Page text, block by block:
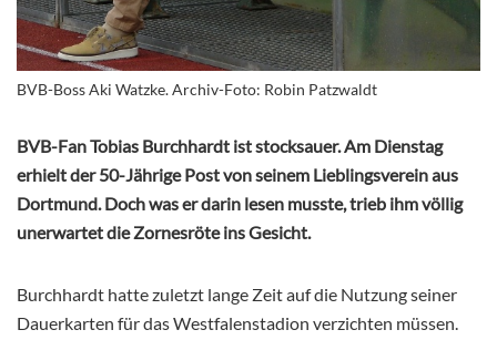
BVB-Boss Aki Watzke. Archiv-Foto: Robin Patzwaldt
BVB-Fan Tobias Burchhardt ist stocksauer. Am Dienstag
erhielt der 50-Jährige Post von seinem Lieblingsverein aus
Dortmund. Doch was er darin lesen musste, trieb ihm völlig
unerwartet die Zornesröte ins Gesicht.
Burchhardt hatte zuletzt lange Zeit auf die Nutzung seiner
Dauerkarten für das Westfalenstadion verzichten müssen.